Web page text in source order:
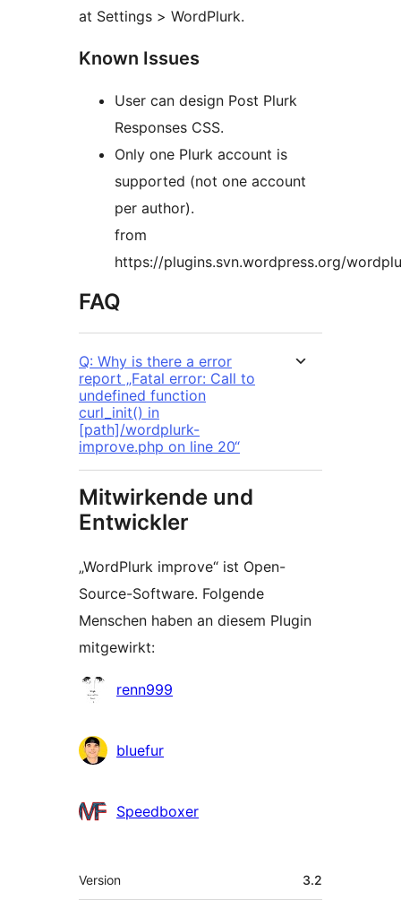
at Settings > WordPlurk.
Known Issues
User can design Post Plurk
Responses CSS.
Only one Plurk account is
supported (not one account
per author).
from
https://plugins.svn.wordpress.org/
FAQ
Q: Why is there a error
report „Fatal error: Call to
undefined function
curl_init() in
[path]/wordplurk-
improve.php on line 20“
Mitwirkende und
Entwickler
„WordPlurk improve“ ist Open-
Source-Software. Folgende
Menschen haben an diesem Plugin
mitgewirkt:
Mitwirkende
renn999
bluefur
Speedboxer
Meta
Version 3.2